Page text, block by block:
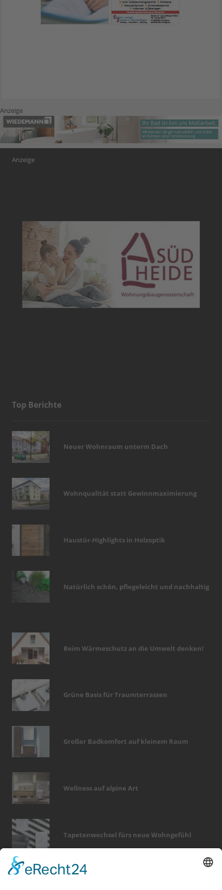
Anzeige
Anzeige
Top Berichte
Neuer Wohnraum unterm Dach
Wohnqualität statt Gewinnmaximierung
Haustür-Highlights in Holzoptik
Natürlich schön, pflegeleicht und nachhaltig
Beim Wärmeschutz an die Umwelt denken!
Grüne Basis für Traumterrassen
Großer Badkomfort auf kleinem Raum
Wellness auf alpine Art
Tapetenwechsel fürs neue Wohngefühl